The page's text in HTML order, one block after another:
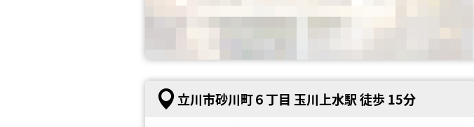
立川市砂川町６丁目 玉川上水駅 徒歩 15分